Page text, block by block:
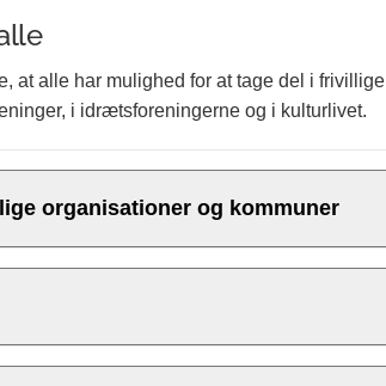
at alle har mulighed for at tage del i frivillige
i idrætsforeningerne og i kulturlivet.
organisationer og kommuner
frivillige fællesskaber og den
i endnu højere grad skal spille